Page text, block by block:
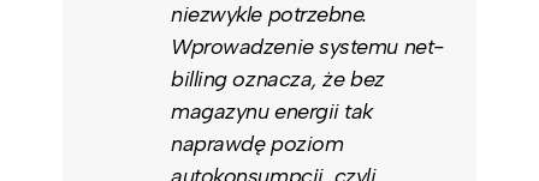
niezwykle potrzebne.
Wprowadzenie systemu net-
billing oznacza, że bez
magazynu energii tak
naprawdę poziom